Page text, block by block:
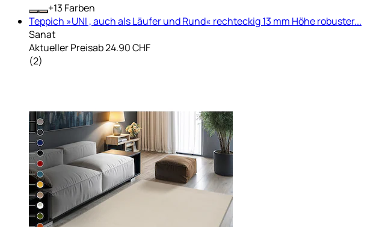
+
Farben
Teppich »UNI , auch als Läufer und Rund« rechteckig 13 mm Höhe robuster...
Sanat
Aktueller Preisab24.90 CHF
(2)